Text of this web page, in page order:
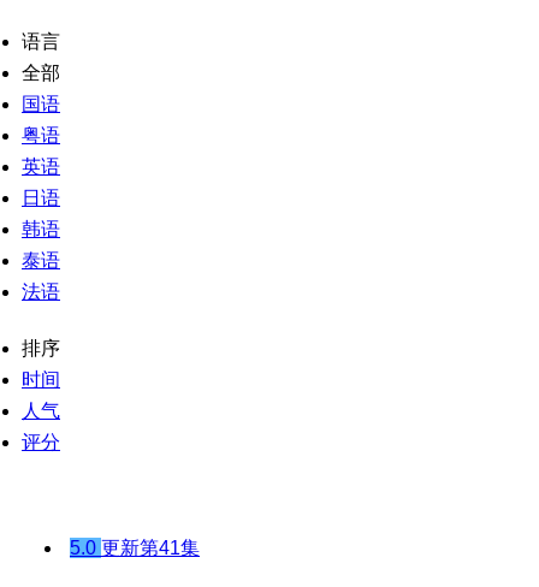
语言
全部
国语
粤语
英语
日语
韩语
泰语
法语
排序
时间
人气
评分
5.0 更新第41集